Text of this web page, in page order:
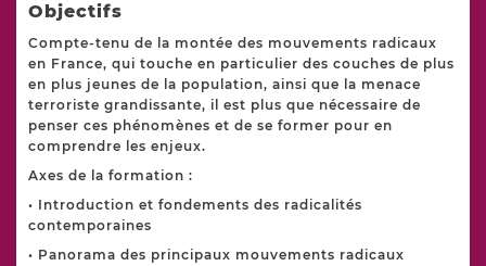
Objectifs
Compte-tenu de la montée des mouvements radicaux
en France, qui touche en particulier des couches de plus
en plus jeunes de la population, ainsi que la menace
terroriste grandissante, il est plus que nécessaire de
penser ces phénomènes et de se former pour en
comprendre les enjeux.
Axes de la formation :
• Introduction et fondements des radicalités
contemporaines
• Panorama des principaux mouvements radicaux